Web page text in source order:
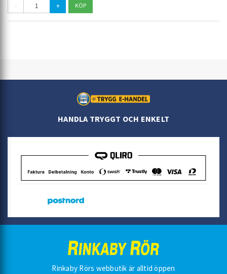
- +
HANDLA TRYGGT OCH ENKELT
Rinkaby Rörs webbutik är alltid öppen